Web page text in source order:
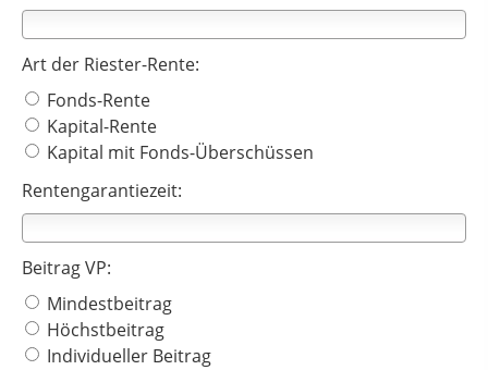
Art der Riester-Rente:
Fonds-Rente
Kapital-Rente
Kapital mit Fonds-Überschüssen
Rentengarantiezeit:
Beitrag VP:
Mindestbeitrag
Höchstbeitrag
Individueller Beitrag